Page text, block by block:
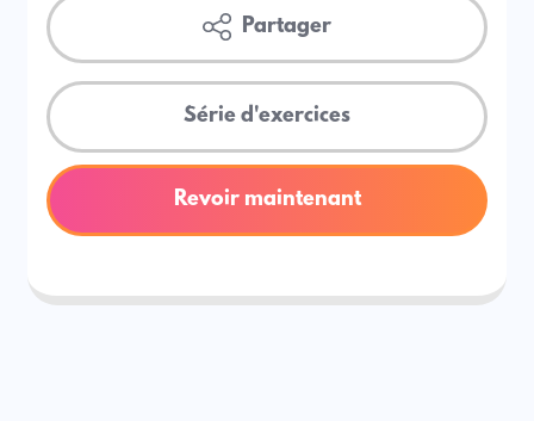
Partager
Série d'exercices
Revoir maintenant